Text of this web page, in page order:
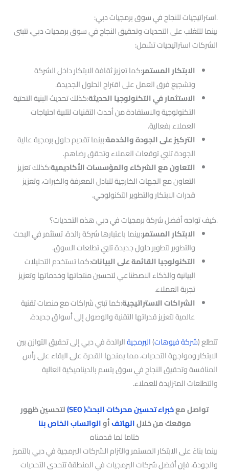
.استراتيجيات للنجاح في سوق برمجيات دبي:
بينما للتغلب على التحديات وتحقيق النجاح في سوق برمجيات دبي، تتبنى
الشركات استراتيجيات تشمل:
الابتكار المستمر:كما تعزيز ثقافة الابتكار داخل الشركة
وتشجيع فرق العمل على اقتراح الحلول الجديدة.
الاستثمار في التكنولوجيا الحديثة:كذلك تحديث البنية التحتية
التكنولوجية والاستفادة من أحدث التقنيات لتلبية احتياجات
العملاء بفعالية.
التركيز على الجودة والخدمة:بينما تقديم حلول برمجية عالية
الجودة تلبي توقعات العملاء وتحقق رضاهم.
التعاون مع الشركاء والمؤسسات الأكاديمية:كذلك تعزيز
التعاون مع الجهات الخارجية لتبادل المعرفة والخبرات، وتعزيز
قدرات الابتكار والتطوير التكنولوجي.
.كيف تواجه أفضل شركة برمجيات في دبي هذه التحديات؟
الابتكار المستمر:بينما باعتبارها شركة رائدة، تستثمر في البحث
والتطوير لتطوير حلول جديدة تلبي تطلعات السوق.
التكنولوجيا القائمة على البيانات:كما تستخدم التحليلات
البيانية والذكاء الاصطناعي لتحسين منتجاتها وخدماتها وتعزيز
تجربة العملاء.
الشراكات الاستراتيجية:كما تبني شراكات مع منصات تقنية
عالمية لتعزيز قدراتها التقنية والوصول إلى أسواق جديدة.
تتطلع (شركة فيوهات)البرمجيةالرائدة في دبي إلى تحقيق التوازن بين
الابتكار ومواجهة التحديات، مما يمنحها القدرة على البقاء على رأس
المنافسة وتحقيق النجاح في سوق يتسم بالديناميكية العالية
والتطلعات المتزايدة للعملاء.
تواصل معخبراء تحسين محركات البحث( SEO)
لتحسين ظهور
موقعك من خلالالهاتفأوالواتساب الخاص بنا
ختاما لما قدمناه
بينما بناءً على الابتكار المستمر والتزام الشركات البرمجية في دبي بالتميز
والجودة، فإن أفضل شركات البرمجيات في المنطقة تتحدى التحديات